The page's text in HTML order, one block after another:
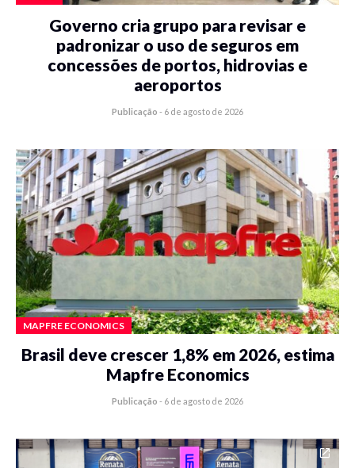
Governo cria grupo para revisar e
padronizar o uso de seguros em
concessões de portos, hidrovias e
aeroportos
Publicação - 6 de agosto de 2026
MAPFRE ECONOMICS
Brasil deve crescer 1,8% em 2026, estima
Mapfre Economics
Publicação - 6 de agosto de 2026